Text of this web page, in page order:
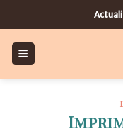
to
content